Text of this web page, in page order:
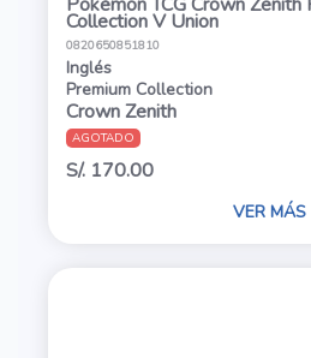
Collection V Union
0820650851810
Inglés
Premium Collection
Crown Zenith
AGOTADO
S/. 170.00
VER MÁS